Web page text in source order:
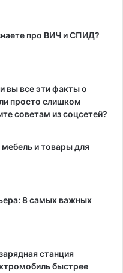
про ВИЧ и СПИД?
вы все эти факты о
просто слишком
советам из соцсетей?
и товары для
8 самых важных
станция
быстрее